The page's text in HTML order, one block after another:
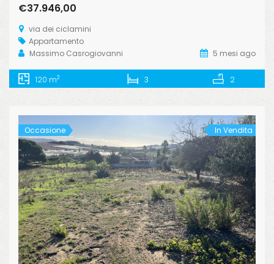
€37.946,00
via dei ciclamini
Appartamento
Massimo Casrogiovanni
5 mesi ago
120 m2 3 2
Occasione In Vendita